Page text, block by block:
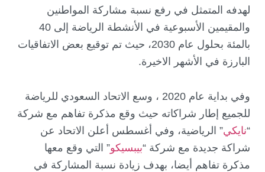
لهدفه المتمثل في رفع نسبة مشاركة المواطنين
والمقيمين الأسبوعية في الأنشطة الرياضة إلى 40
بالمئة بحلول عام 2030، حيث تم توقيع بعض الاتفاقيات
البارزة في الأشهر الاخيرة.
وفي بداية عام 2020 ، وسع الاتحاد السعودي للرياضة
للجميع إطار شراكاته حيث وقع مذكرة تفاهم مع شركة
“نايكي” الرياضية، وفي أغسطس أعلن الاتحاد عن
شراكة جديدة مع شركة “بيبسيكو” التي وقع معها
مذكرة تفاهم أيضا، بهدف زيادة نسبة المشاركة في